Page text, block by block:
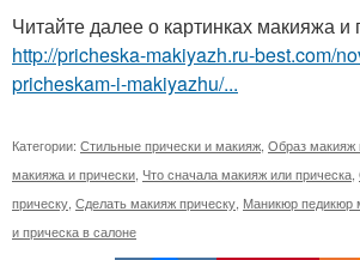
Читайте далее о картинках макияжа и
http://pricheska-makiyazh.ru-best.com/
pricheskam-i-makiyazhu/...
Категории: Стильные прически и макияж Образ макияж
макияжа и прически Что сначала макияж или прическа
прическу Сделать макияж прическу Маникюр педикюр
и прическа в салоне